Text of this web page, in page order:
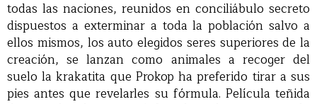
todas las naciones, reunidos en conciliábulo secreto
dispuestos a exterminar a toda la población salvo a
ellos mismos, los auto elegidos seres superiores de la
creación, se lanzan como animales a recoger del
suelo la krakatita que Prokop ha preferido tirar a sus
pies antes que revelarles su fórmula. Película teñida